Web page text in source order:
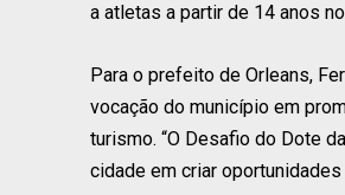
a atletas a partir de 14 anos
Para o prefeito de Orleans,
vocação do município em
turismo. “O Desafio do Dote
cidade em criar